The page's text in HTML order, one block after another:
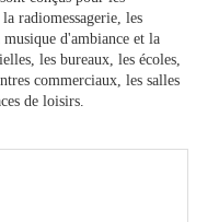
radiomessagerie, les
d'ambiance et la
les bureaux, les écoles,
commerciaux, les salles
de loisirs.